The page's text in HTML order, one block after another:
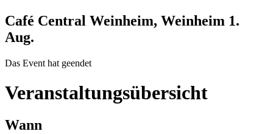
Café Central Weinheim, Weinheim 1.
Aug.
Das Event hat geendet
Veranstaltungsübersicht
Wann